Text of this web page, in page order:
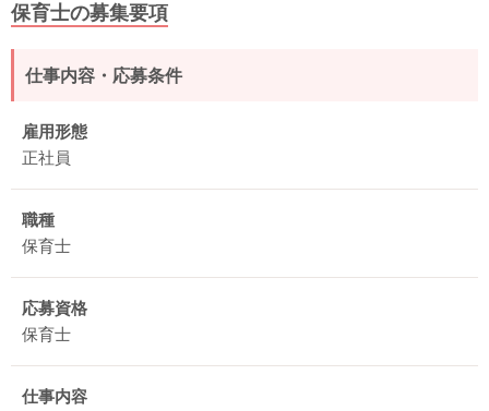
保育士の募集要項
仕事内容・応募条件
雇用形態
正社員
職種
保育士
応募資格
保育士
仕事内容